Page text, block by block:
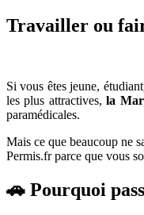
Travailler ou
Si vous êtes jeune,
les plus attractives,la
paramédicales.
Mais ce que beaucoup ne
Permis.fr parce que vous
🚗 Pourquoi